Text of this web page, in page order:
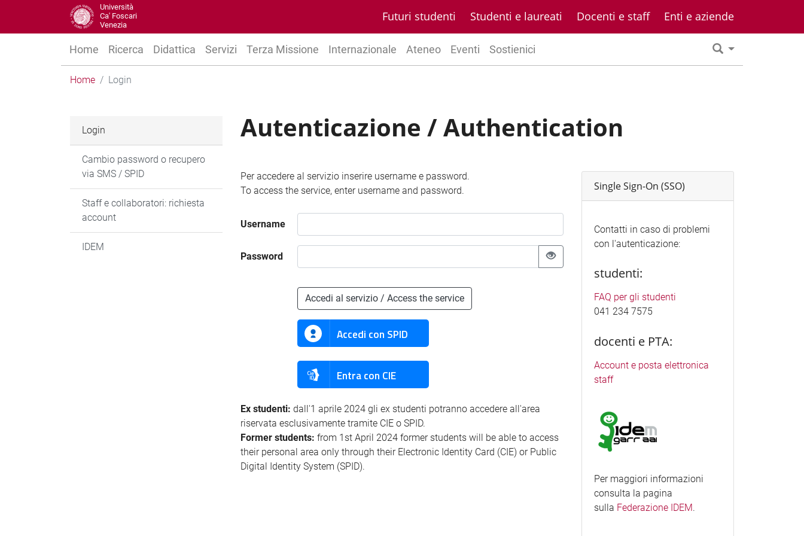
Università
Ca' Foscari
Venezia
Futuri studenti Studenti e laureati Docenti e staff Enti e aziende
Home Ricerca Didattica Servizi Terza Missione Internazionale Ateneo Eventi Sostienici
Home Login
Autenticazione / Authentication
Per accedere al servizio inserire username e password.
To access the service, enter username and password.
Username
Password
Accedi al servizio / Access the service
Accedi con SPID
Entra con CIE
Ex studenti: dall'1 aprile 2024 gli ex studenti potranno accedere all'area
riservata esclusivamente tramite CIE o SPID.
Former students: from 1st April 2024 former students will be able to access
their personal area only through their Electronic Identity Card (CIE) or Public
Digital Identity System (SPID).
Single Sign-On (SSO)
Contatti in caso di problemi
con l'autenticazione:
studenti:
FAQ per gli studenti
041 234 7575
docenti e PTA:
Account e posta elettronica
staff
Per maggiori informazioni
consulta la pagina
sulla Federazione IDEM.
Login
Cambio password o recupero
via SMS / SPID
Staff e collaboratori: richiesta
account
IDEM